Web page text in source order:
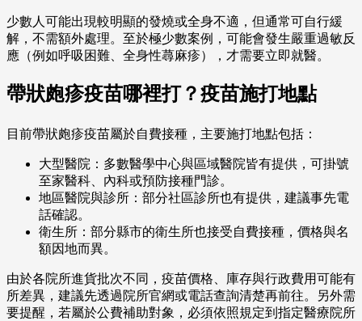
少數人可能出現較明顯的發燒或全身不適，但通常可自行緩
解，不需額外處理。至於極少數案例，可能會發生嚴重過敏反
應（例如呼吸困難、全身性蕁麻疹），才需要立即就醫。
帶狀皰疹疫苗哪裡打？疫苗施打地點
目前帶狀皰疹疫苗屬於自費接種，主要施打地點包括：
大型醫院：多數醫學中心與區域醫院皆有提供，可掛號
至家醫科、內科或預防接種門診。
地區醫院與診所：部分社區診所也有提供，建議事先電
話確認。
衛生所：部分縣市的衛生所也接受自費接種，價格與名
額因地而異。
由於各院所進貨批次不同，疫苗價格、庫存與行政費用可能有
所差異，建議先透過院所官網或電話查詢清楚再前往。另外需
要提醒，若屬於公費補助對象，必須依照規定到指定醫療院所